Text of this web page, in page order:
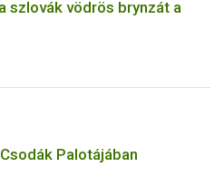
szlovák vödrös brynzát a
Palotájában